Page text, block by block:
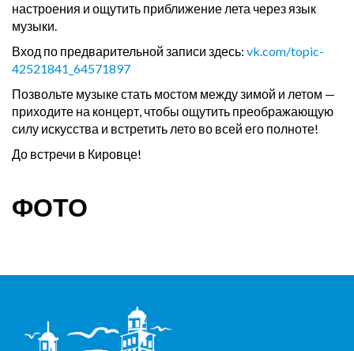
настроения и ощутить приближение лета через язык
музыки.
Вход по предварительной записи здесь: vk.com/topic-
42521841_64571897
Позвольте музыке стать мостом между зимой и летом —
приходите на концерт, чтобы ощутить преображающую
силу искусства и встретить лето во всей его полноте!
До встречи в Кировце!
ФОТО